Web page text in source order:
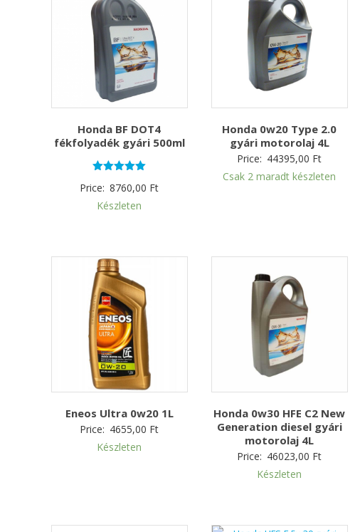
Honda BF DOT4
fékfolyadék gyári 500ml
5.00
/ 5
Price: 8760,00 Ft
Készleten
Honda 0w20 Type 2.0
gyári motorolaj 4L
Price: 44395,00 Ft
Csak 2 maradt készleten
Eneos Ultra 0w20 1L
Price: 4655,00 Ft
Készleten
Honda 0w30 HFE C2 New
Generation diesel gyári
motorolaj 4L
Price: 46023,00 Ft
Készleten